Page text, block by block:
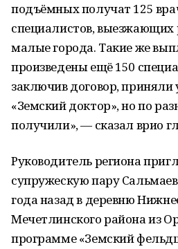
подъёмных получат 125
специалистов, выезжающих
малые города. Такие же
произведены ещё 150
заключив договор, приняли
«Земский доктор», но по
получили», — сказал врио
Руководитель региона
супружескую пару
года назад в деревню
Мечетлинского района из
программе «Земский